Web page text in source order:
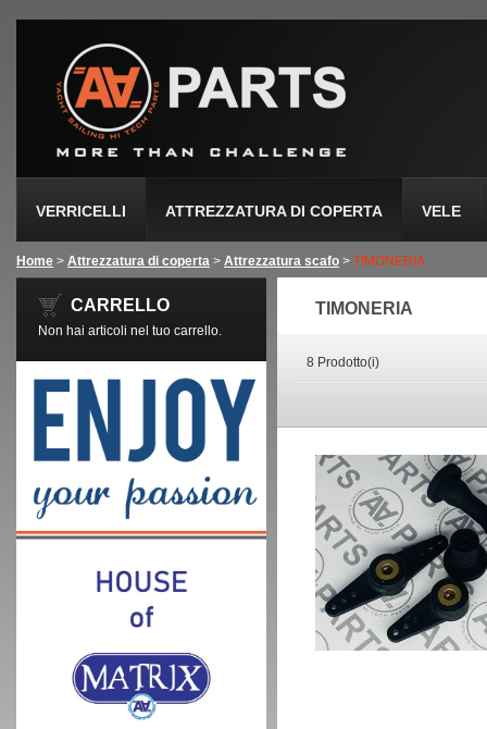
VERRICELLI ATTREZZATURA DI COPERTA VELE
Home > Attrezzatura di coperta > Attrezzatura scafo > TIMONERIA
TIMONERIA
8 Prodotto(i)
CARRELLO
Non hai articoli nel tuo carrello.